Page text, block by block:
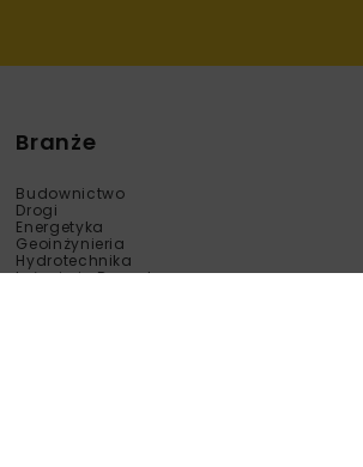
Branże
Budownictwo
Drogi
Energetyka
Geoinżynieria
Hydrotechnika
Inżynieria Bezwykopowa